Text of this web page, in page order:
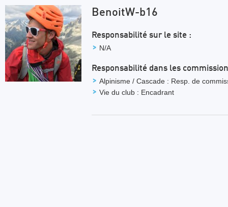
BenoitW-b16
Responsabilité sur le site :
N/A
Responsabilité dans les
Alpinisme / Cascade : Resp. de
Vie du club : Encadrant